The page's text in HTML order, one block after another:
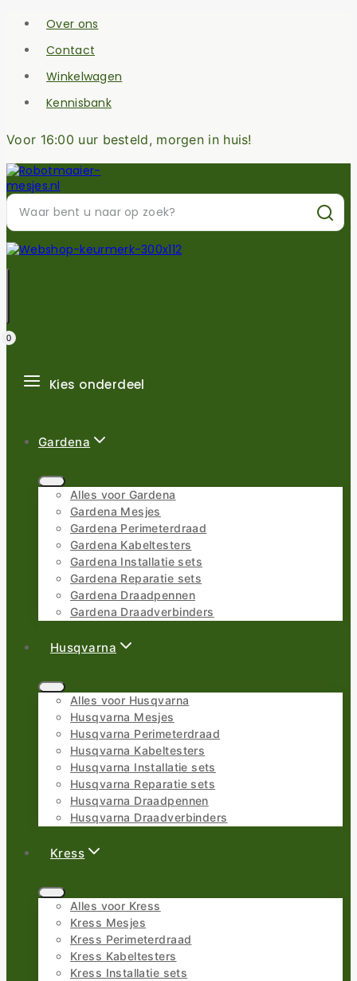
Over ons
Contact
Winkelwagen
Kennisbank
Voor 16:00 uur besteld, morgen in huis!
0
Kies onderdeel
Gardena
Alles voor Gardena
Gardena Mesjes
Gardena Perimeterdraad
Gardena Kabeltesters
Gardena Installatie sets
Gardena Reparatie sets
Gardena Draadpennen
Gardena Draadverbinders
Husqvarna
Alles voor Husqvarna
Husqvarna Mesjes
Husqvarna Perimeterdraad
Husqvarna Kabeltesters
Husqvarna Installatie sets
Husqvarna Reparatie sets
Husqvarna Draadpennen
Husqvarna Draadverbinders
Kress
Alles voor Kress
Kress Mesjes
Kress Perimeterdraad
Kress Kabeltesters
Kress Installatie sets